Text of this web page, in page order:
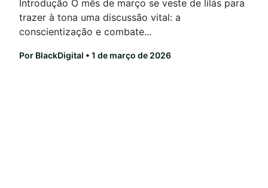
Introdução O mês de março se veste de lilás para
trazer à tona uma discussão vital: a
conscientização e combate...
Por BlackDigital • 1 de março de 2026